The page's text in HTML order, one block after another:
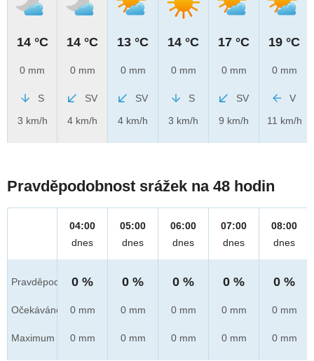
14 °C
0 mm
S
3 km/h
14 °C
0 mm
SV
4 km/h
13 °C
0 mm
SV
4 km/h
14 °C
0 mm
S
3 km/h
17 °C
0 mm
SV
9 km/h
19 °C
0 mm
V
11 km/h
Pravděpodobnost srážek na 48 hodin
Pravděpod.
Očekáváno
Maximum
04:00
dnes
0 %
0 mm
0 mm
05:00
dnes
0 %
0 mm
0 mm
06:00
dnes
0 %
0 mm
0 mm
07:00
dnes
0 %
0 mm
0 mm
08:00
dnes
0 %
0 mm
0 mm